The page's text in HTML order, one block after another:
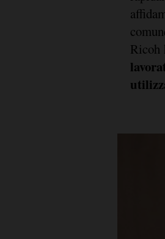
Ricoh